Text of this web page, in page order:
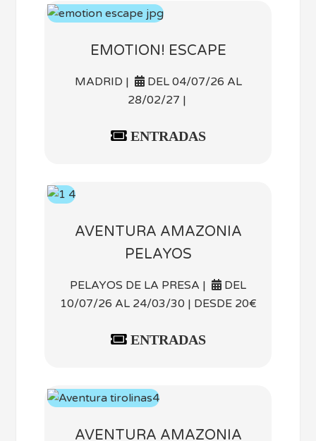
EMOTION! ESCAPE
MADRID |
DEL 04/07/26 AL
28/02/27 |
ENTRADAS
AVENTURA AMAZONIA
PELAYOS
PELAYOS DE LA PRESA |
DEL
10/07/26 AL 24/03/30 | DESDE 20€
ENTRADAS
AVENTURA AMAZONIA